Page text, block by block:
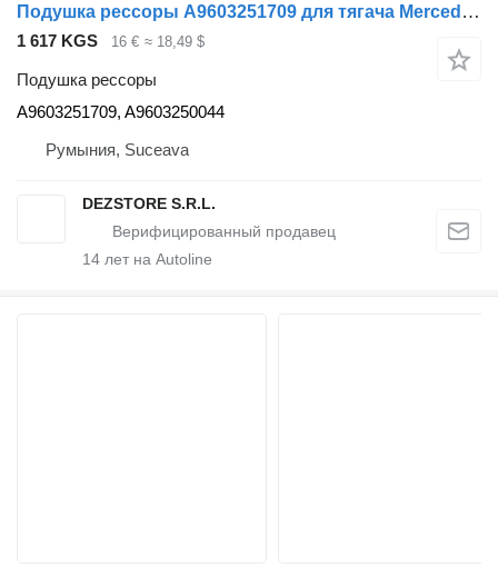
Подушка рессоры A9603251709 для тягача Mercedes-Benz ACTROS MP4
1 617 KGS 16 € ≈ 18,49 $
Подушка рессоры
A9603251709, A9603250044
Румыния, Suceava
DEZSTORE S.R.L.
14 лет на Autoline